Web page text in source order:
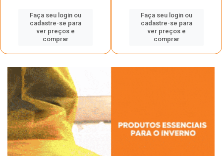
Faça seu login ou
cadastre-se para
ver preços e
comprar
Faça seu login ou
cadastre-se para
ver preços e
comprar